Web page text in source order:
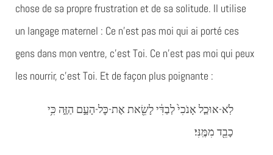
chose de sa propre frustration et de sa solitude. Il utilise
un langage maternel : Ce n’est pas moi qui ai porté ces
gens dans mon ventre, c’est Toi. Ce n’est pas moi qui peux
les nourrir, c’est Toi. Et de façon plus poignante :
לֹֽא-אוּכַ֤ל אָנֹכִי֙ לְבַדִּ֔י לָשֵׂ֖את אֶת-כׇּל-הָעָ֣ם הַזֶּ֑ה כִּ֥י
כָבֵ֖ד מִמֶּֽנִּי׃